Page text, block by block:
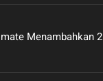
Menambahkan 2